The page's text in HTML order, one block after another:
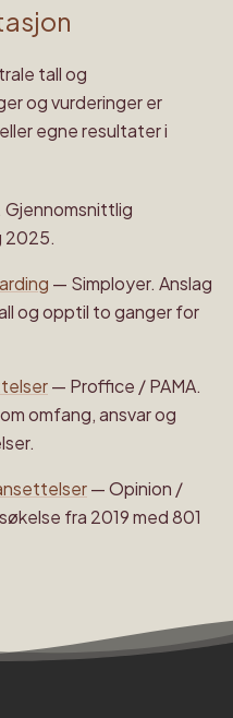
tall og
og vurderinger er
egne resultater i
Gjennomsnittlig
2025.
— Simployer. Anslag
og opptil to ganger for
— Proffice / PAMA.
omfang, ansvar og
—Opinion /
fra 2019 med 801